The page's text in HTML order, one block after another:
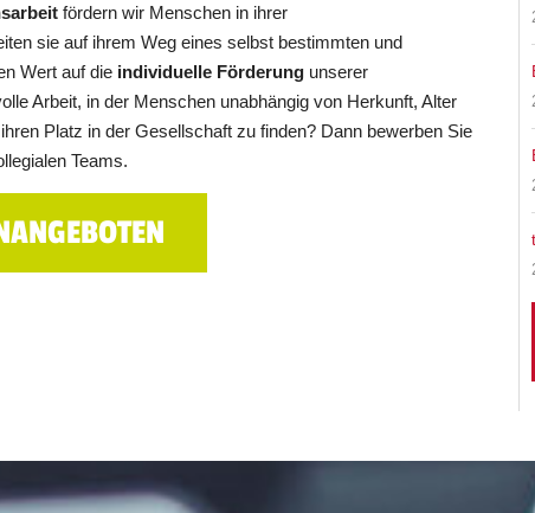
fördern wir Menschen in ihrer
sie auf ihrem Weg eines selbst bestimmten und
Wert auf die individuelle Förderung unserer
Arbeit, in der Menschen unabhängig von Herkunft, Alter
Platz in der Gesellschaft zu finden? Dann bewerben Sie
Teams.